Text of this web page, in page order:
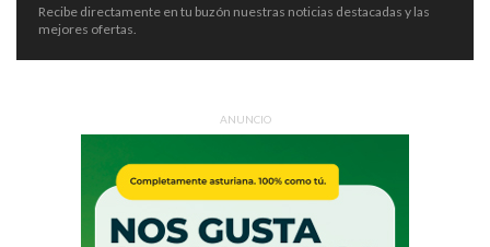
Recibe directamente en tu buzón nuestras noticias destacadas y las
mejores ofertas.
ANUNCIO